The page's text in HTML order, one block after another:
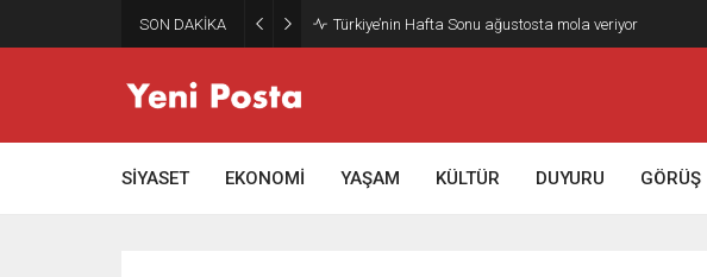
SON DAKİKA Gazze’nin geleceği: Teknokratik kontrol mü, kolonializm
SİYASET EKONOMİ YAŞAM KÜLTÜR DUYURU GÖRÜŞ